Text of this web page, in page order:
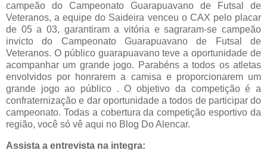
campeão do Campeonato Guarapuavano de Futsal de
Veteranos, a equipe do Saideira venceu o CAX pelo placar
de 05 a 03, garantiram a vitória e sagraram-se campeão
invicto do Campeonato Guarapuavano de Futsal de
Veteranos. O público guarapuavano teve a oportunidade de
acompanhar um grande jogo. Parabéns a todos os atletas
envolvidos por honrarem a camisa e proporcionarem um
grande jogo ao público . O objetivo da competição é a
confraternização e dar oportunidade a todos de participar do
campeonato. Todas a cobertura da competição esportivo da
região, você só vê aqui no Blog Do Alencar.
Assista a entrevista na integra: